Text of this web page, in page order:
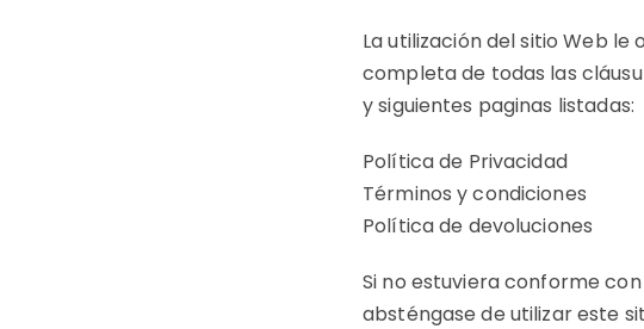
La utilización del sitio Web
completa de todas las
y siguientes paginas listadas:
Política de Privacidad
Términos y condiciones
Política de devoluciones
Si no estuviera conforme
absténgase de utilizar este